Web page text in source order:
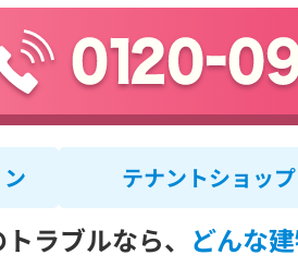
テナントショップ
ラブルなら、 どんな